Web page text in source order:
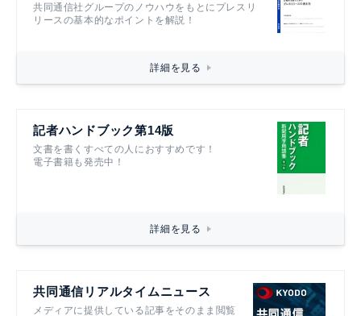
共同通信社グループのノウハウをもとにプレスリ
リースの基本的なポイントを解説！
詳細を見る
記者ハンドブック第14版
文書を書くすべての人におすすめです！
電子書籍も発売中！
詳細を見る
共同通信リアルタイムニュース
メディアに提供している記事をそのまま閲覧